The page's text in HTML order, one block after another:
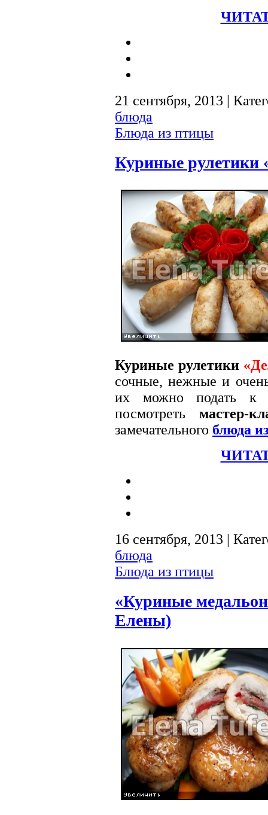
21 сентября, 2013 |
блюда
Блюда из птицы
Куриные
Куриные рулетики
сочные, нежные и
их можно подать к
посмотреть мастер-
замечательного блюда
16 сентября, 2013 |
блюда
Блюда из птицы
«Куриные
Елены)